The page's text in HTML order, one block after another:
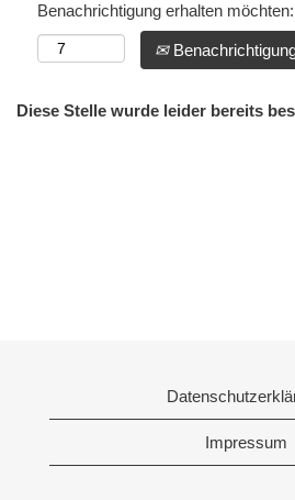
Benachrichtigung erhalten möchten:
Diese Stelle wurde leider bereits
Impressum